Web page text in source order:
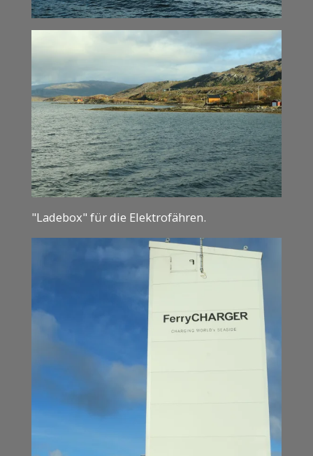
"Ladebox" für die Elektrofähren.